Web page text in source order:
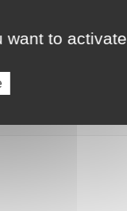
want to activate